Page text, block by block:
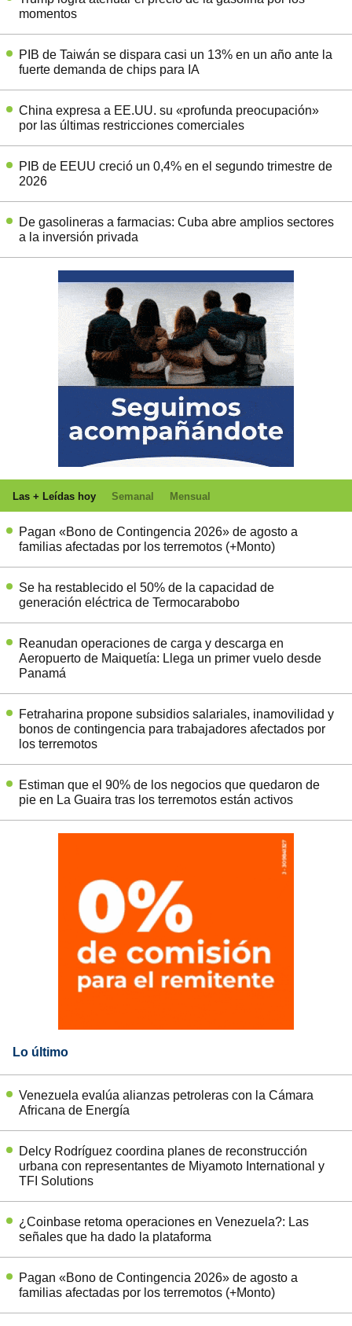
momentos
PIB de Taiwán se dispara casi un 13% en un año ante la
fuerte demanda de chips para IA
China expresa a EE.UU. su «profunda preocupación»
por las últimas restricciones comerciales
PIB de EEUU creció un 0,4% en el segundo trimestre de
2026
De gasolineras a farmacias: Cuba abre amplios sectores
a la inversión privada
Las + Leídas hoy Semanal Mensual
Pagan «Bono de Contingencia 2026» de agosto a
familias afectadas por los terremotos (+Monto)
Se ha restablecido el 50% de la capacidad de
generación eléctrica de Termocarabobo
Reanudan operaciones de carga y descarga en
Aeropuerto de Maiquetía: Llega un primer vuelo desde
Panamá
Fetraharina propone subsidios salariales, inamovilidad y
bonos de contingencia para trabajadores afectados por
los terremotos
Estiman que el 90% de los negocios que quedaron de
pie en La Guaira tras los terremotos están activos
Lo último
Venezuela evalúa alianzas petroleras con la Cámara
Africana de Energía
Delcy Rodríguez coordina planes de reconstrucción
urbana con representantes de Miyamoto International y
TFI Solutions
¿Coinbase retoma operaciones en Venezuela?: Las
señales que ha dado la plataforma
Pagan «Bono de Contingencia 2026» de agosto a
familias afectadas por los terremotos (+Monto)